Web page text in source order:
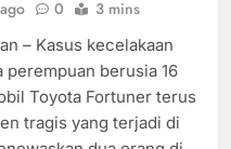
0 3 mins
– Kasus kecelakaan
perempuan berusia 16
Toyota Fortuner terus
tragis yang terjadi di